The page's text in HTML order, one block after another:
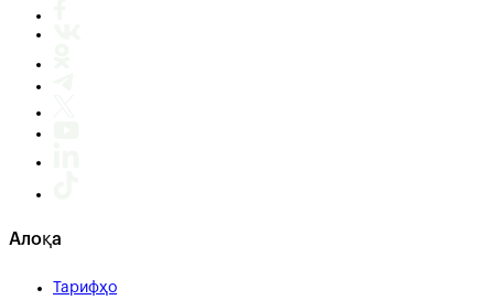
Алоқа
Тарифҳо